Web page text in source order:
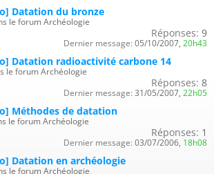
Datation du bronze
le forum Archéologie
Réponses: 9
Dernier message: 05/10/2007, 20h43
Datation radioactivité carbone 14
le forum Archéologie
Réponses: 8
Dernier message: 31/05/2007, 22h05
Méthodes de datation
le forum Archéologie
Réponses: 1
Dernier message: 03/07/2006, 18h08
Datation en archéologie
le forum Archéologie